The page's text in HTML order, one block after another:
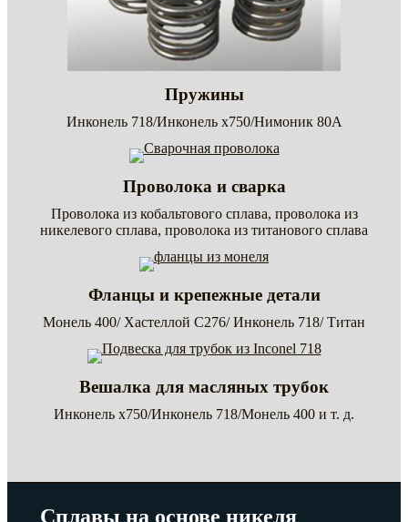
Пружины
Инконель 718/Инконель x750/Нимоник 80А
Проволока и сварка
Проволока из кобальтового сплава, проволока из
никелевого сплава, проволока из титанового сплава
Фланцы и крепежные детали
Монель 400/ Хастеллой C276/ Инконель 718/ Титан
Вешалка для масляных трубок
Инконель x750/Инконель 718/Монель 400 и т. д.
Сплавы на основе никеля